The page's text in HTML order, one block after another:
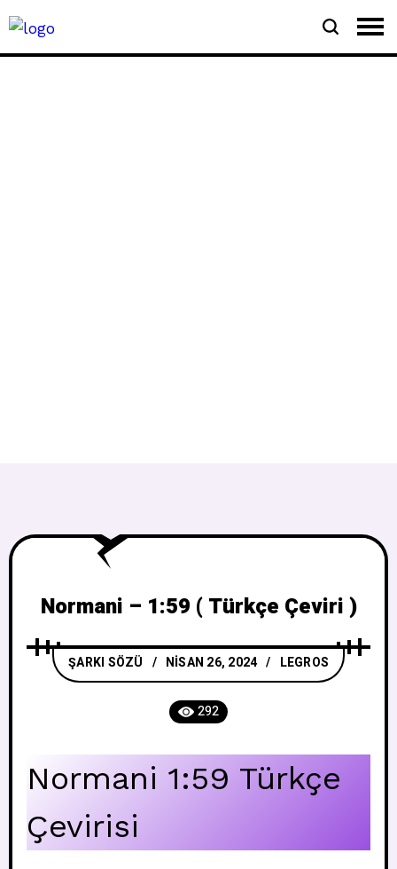
Normani – 1:59 ( Türkçe Çeviri )
ŞARKI SÖZÜ NISAN 26, 2024 LEGROS
292
Normani 1:59 Türkçe
Çevirisi